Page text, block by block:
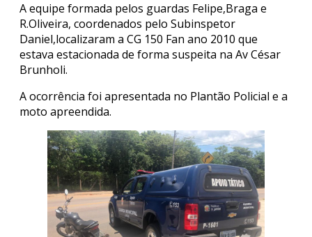
A equipe formada pelos guardas Felipe,Braga e
R.Oliveira, coordenados pelo Subinspetor
Daniel,localizaram a CG 150 Fan ano 2010 que
estava estacionada de forma suspeita na Av César
Brunholi.
A ocorrência foi apresentada no Plantão Policial e a
moto apreendida.